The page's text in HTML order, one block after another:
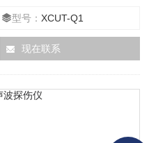
型号：XCUT-Q1
现在联系